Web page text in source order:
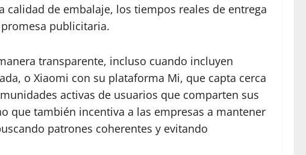
de embalaje, los tiempos reales de entrega
publicitaria.
transparente, incluso cuando incluyen
o Xiaomi con su plataforma Mi, que capta cerca
activas de usuarios que comparten sus
que también incentiva a las empresas a mantener
patrones coherentes y evitando